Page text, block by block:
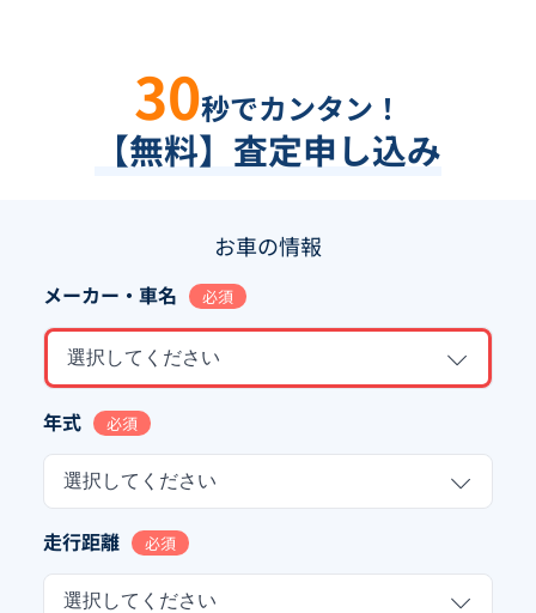
30秒でカンタン！
【無料】査定申し込み
お車の情報
メーカー・車名 必須
選択してください
年式 必須
選択してください
走行距離 必須
選択してください